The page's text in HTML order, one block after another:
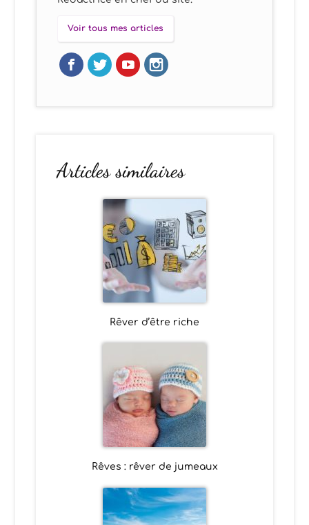
Voir tous mes articles
Articles similaires
Rêver d’être riche
Rêves : rêver de jumeaux